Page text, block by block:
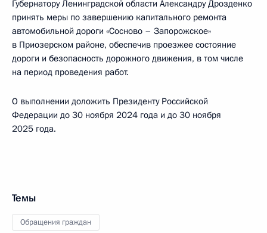
Губернатору Ленинградской области Александру Дрозденко
принять меры по завершению капитального ремонта
автомобильной дороги «Сосново – Запорожское»
в Приозерском районе, обеспечив проезжее состояние
дороги и безопасность дорожного движения, в том числе
на период проведения работ.
О выполнении доложить Президенту Российской
Федерации до 30 ноября 2024 года и до 30 ноября
2025 года.
Темы
Обращения граждан